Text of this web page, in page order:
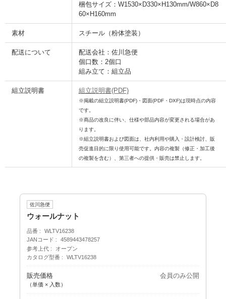
梱包サイズ：W1530×D330×H130mm/W860×D8
60×H160mm
素材 スチール（粉体塗装）
配送について
配送会社：佐川急便
個口数：2個口
組み立て：組立品
組立説明書 組立説明書(PDF)
※掲載の組立説明書(PDF)・図面(PDF・DXF)は現時点の内容
です。
※商品の改良に伴い、仕様や部品内容が変更される場合があ
ります。
※組立説明書および図面は、社内利用や購入・設計検討、販
売促進目的に限り使用可能です。内容の複製（修正・加工後
の複製を含む）、第三者への提供・販売は禁止します。
佐川急便
ウォールナット
品番
WLTV16238
JANコード
4589443478257
参考上代
オープン
カタログ型番
WLTV16238
販売価格
（単価 × 入数）
会員のみ公開